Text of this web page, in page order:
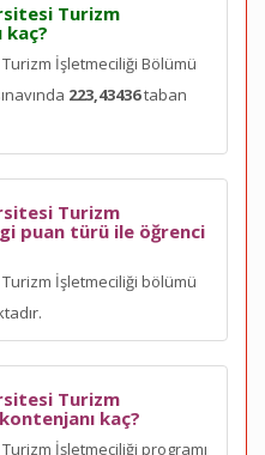
Turizm
kaç?
İşletmeciliği Bölümü
223,43436taban
Turizm
puan türü ile öğrenci
İşletmeciliği bölümü
Turizm
kaç?
İşletmeciliği programı